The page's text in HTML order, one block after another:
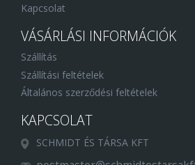
Kapcsolat
VÁSÁRLÁSI INFORMÁCIÓK
Szállítás
Szállítási feltételek
Általános szerződési feltételek
KAPCSOLAT
SCHMIDT ÉS TÁRSA KFT